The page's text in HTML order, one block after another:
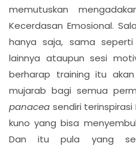
memutuskan
Kecerdasan Emosional.
hanya saja, sama
lainnya ataupun sesi
berharap training itu
mujarab bagi semua
panacea sendiri
kuno yang bisa
Dan itu pula yang